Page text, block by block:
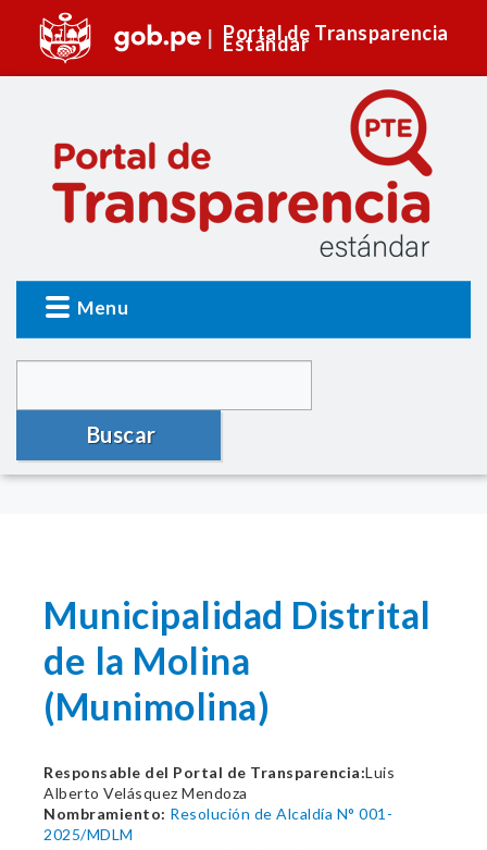
Portal de Transparencia
Estándar
Menu
Buscar
Municipalidad Distrital
de la Molina
(Munimolina)
Responsable del Portal de Transparencia:Luis
Alberto Velásquez Mendoza
Nombramiento: Resolución de Alcaldía N° 001-
2025/MDLM